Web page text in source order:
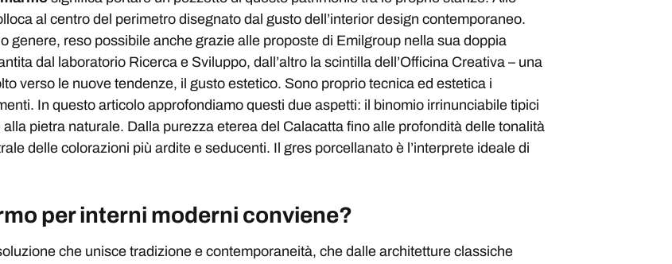
al centro del perimetro disegnato dal gusto dell’interior design contemporaneo.
genere, reso possibile anche grazie alle proposte di Emilgroup nella sua doppia
dal laboratorio Ricerca e Sviluppo, dall’altro la scintilla dell’Officina Creativa – una
verso le nuove tendenze, il gusto estetico. Sono proprio tecnica ed estetica i
In questo articolo approfondiamo questi due aspetti: il binomio irrinunciabile tipici
pietra naturale. Dalla purezza eterea del Calacatta fino alle profondità delle tonalità
delle colorazioni più ardite e seducenti. Il gres porcellanato è l’interprete ideale di
per interni moderni conviene?
che unisce tradizione e contemporaneità, che dalle architetture classiche